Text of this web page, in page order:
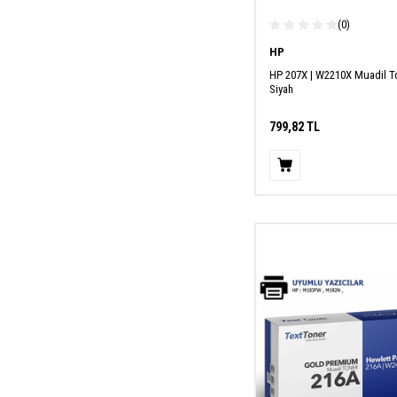
(0)
HP
HP 207X | W2210X Muadil
Siyah
799,82TL